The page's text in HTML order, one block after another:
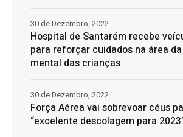
Hospital de Santarém recebe
para reforçar cuidados na área
mental das crianças
30 de Dezembro, 2022
Força Aérea vai sobrevoar céus
“excelente descolagem para
30 de Dezembro, 2022